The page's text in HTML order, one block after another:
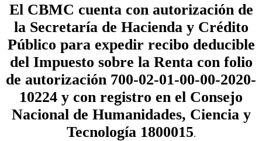
El CBMC cuenta con autorización de
la Secretaría de Hacienda y Crédito
Público para expedir recibo deducible
del Impuesto sobre la Renta con folio
de autorización 700-02-01-00-00-2020-
10224 y con registro en el Consejo
Nacional de Humanidades, Ciencia y
Tecnología 1800015.